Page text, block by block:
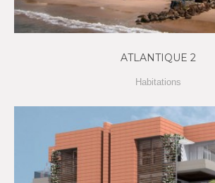
ATLANTIQUE 2
Habitations